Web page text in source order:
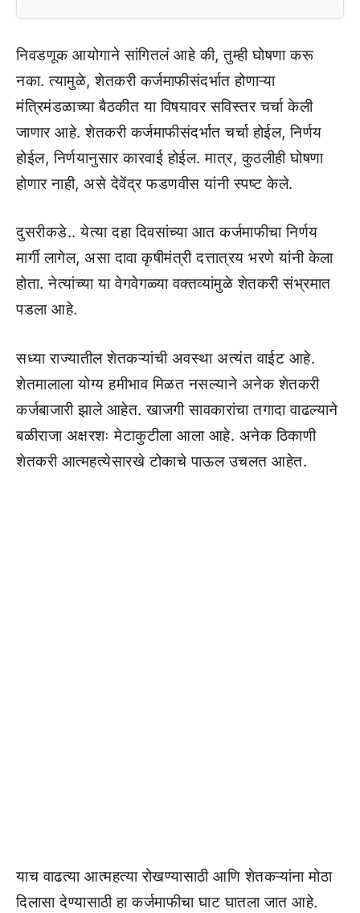
निवडणूक आयोगाने सांगितलं आहे की, तुम्ही घोषणा करू
नका. त्यामुळे, शेतकरी कर्जमाफीसंदर्भात होणाऱ्या
मंत्रिमंडळाच्या बैठकीत या विषयावर सविस्तर चर्चा केली
जाणार आहे. शेतकरी कर्जमाफीसंदर्भात चर्चा होईल, निर्णय
होईल, निर्णयानुसार कारवाई होईल. मात्र, कुठलीही घोषणा
होणार नाही, असे देवेंद्र फडणवीस यांनी स्पष्ट केले.
दुसरीकडे.. येत्या दहा दिवसांच्या आत कर्जमाफीचा निर्णय
मार्गी लागेल, असा दावा कृषीमंत्री दत्तात्रय भरणे यांनी केला
होता. नेत्यांच्या या वेगवेगळ्या वक्तव्यांमुळे शेतकरी संभ्रमात
पडला आहे.
सध्या राज्यातील शेतकऱ्यांची अवस्था अत्यंत वाईट आहे.
शेतमालाला योग्य हमीभाव मिळत नसल्याने अनेक शेतकरी
कर्जबाजारी झाले आहेत. खाजगी सावकारांचा तगादा वाढल्याने
बळीराजा अक्षरशः मेटाकुटीला आला आहे. अनेक ठिकाणी
शेतकरी आत्महत्येसारखे टोकाचे पाऊल उचलत आहेत.
याच वाढत्या आत्महत्या रोखण्यासाठी आणि शेतकऱ्यांना मोठा
दिलासा देण्यासाठी हा कर्जमाफीचा घाट घातला जात आहे.